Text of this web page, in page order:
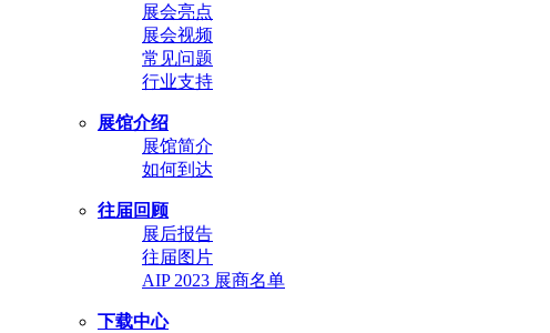
展会亮点
展会视频
常见问题
行业支持
展馆介绍
展馆简介
如何到达
往届回顾
展后报告
往届图片
AIP 2023 展商名单
下载中心